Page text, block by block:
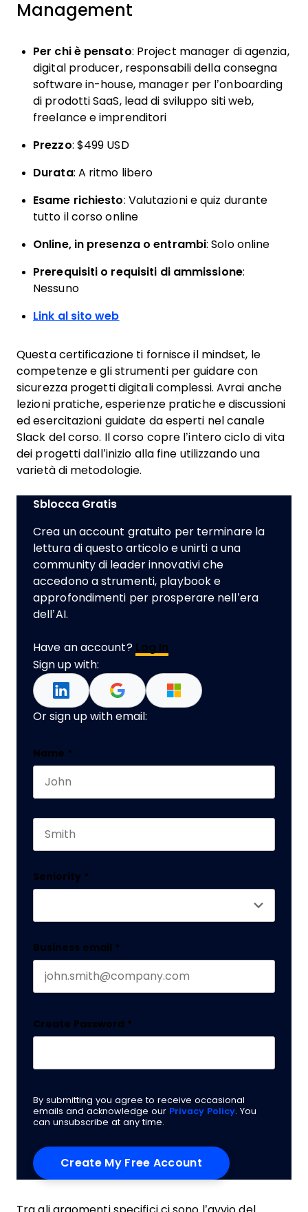
Management
Per chi è pensato: Project manager di agenzia,
digital producer, responsabili della consegna
software in-house, manager per l’onboarding
di prodotti SaaS, lead di sviluppo siti web,
freelance e imprenditori
Prezzo: $499 USD
Durata: A ritmo libero
Esame richiesto: Valutazioni e quiz durante
tutto il corso online
Online, in presenza o entrambi: Solo online
Prerequisiti o requisiti di ammissione:
Nessuno
Link al sito web
Questa certificazione ti fornisce il mindset, le
competenze e gli strumenti per guidare con
sicurezza progetti digitali complessi. Avrai anche
lezioni pratiche, esperienze pratiche e discussioni
ed esercitazioni guidate da esperti nel canale
Slack del corso. Il corso copre l’intero ciclo di vita
dei progetti dall’inizio alla fine utilizzando una
varietà di metodologie.
Sblocca Gratis
Crea un account gratuito per terminare la
lettura di questo articolo e unirti a una
community di leader innovativi che
accedono a strumenti, playbook e
approfondimenti per prosperare nell’era
dell’AI.
Have an account? Log In
Sign up with:
Or sign up with email:
Company
Name *
Seniority *
Business email *
Create Password *
By submitting you agree to receive occasional
emails and acknowledge our Privacy Policy. You
can unsubscribe at any time.
Tra gli argomenti specifici ci sono l’avvio del